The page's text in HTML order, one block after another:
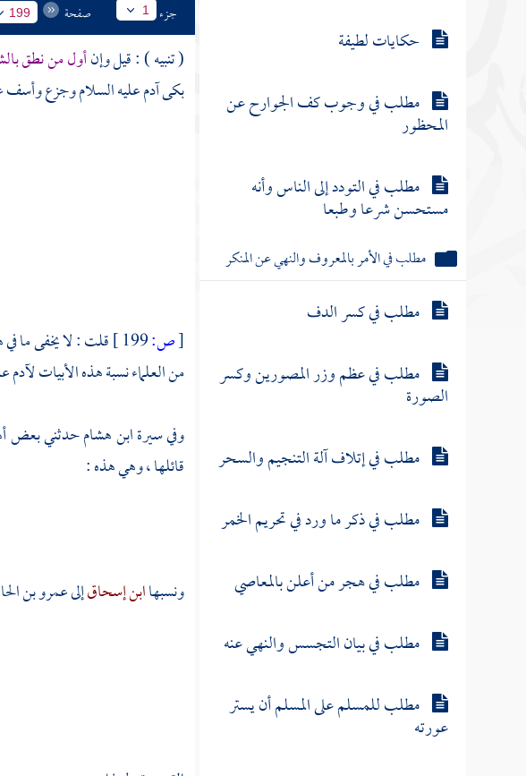
حكايات لطيفة
مطلب في وجوب كف الجوارح عن
المحظور
مطلب في التودد إلى الناس وأنه
مستحسن شرعا وطبعا
مطلب في الأمر بالمعروف والنهي عن المنكر
مطلب في كسر الدف
مطلب في عظم وزر المصورين وكسر
الصورة
مطلب في إتلاف آلة التنجيم والسحر
مطلب في ذكر ما ورد في تحريم الخمر
مطلب في هجر من أعلن بالمعاصي
مطلب في بيان التجسس والنهي عنه
مطلب للمسلم على المسلم أن يستر
عورته
جزء 1 صفحة 199
( تنبيه ) : قيل وإنأول من نطق
بكىآدمعليه السلام وجزع وأسف
[ص:199 ]
قلت : لا يخفى ما في
من العلماء نسبة هذه الأبياتلآدم
وفي سيرةابن هشامحدثني بعض
قائلها ، وهي هذه :
ونسبهاابن إسحاقإلىعمرو بن